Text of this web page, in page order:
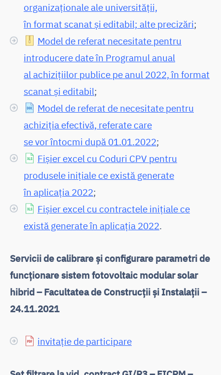
organizaționale ale universității,
în format scanat și editabil; alte precizări;
Model de referat necesitate pentru
introducere date în Programul anual
al achizițiilor publice pe anul 2022, în format
scanat și editabil;
Model de referat de necesitate pentru
achiziția efectivă, referate care
se vor întocmi după 01.01.2022;
Fișier excel cu Coduri CPV pentru
produsele inițiale ce există generate
în aplicația 2022;
Fișier excel cu contractele inițiale ce
există generate în aplicația 2022.
Servicii de calibrare și configurare parametri de
funcționare sistem fotovoltaic modular solar
hibrid – Facultatea de Construcții și Instalații –
24.11.2021
invitație de participare